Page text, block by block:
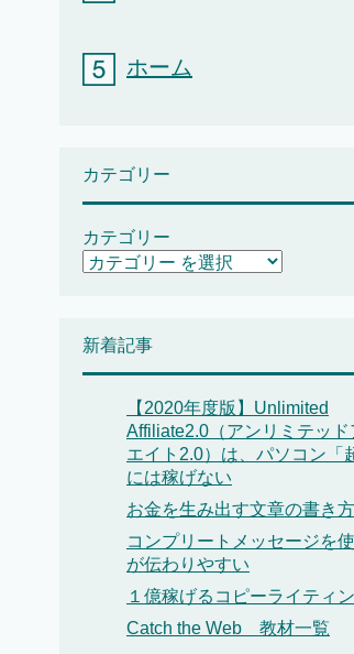
ホーム
カテゴリー
カテゴリー
新着記事
【2020年度版】Unlimited
Affiliate2.0（アンリミテッド
エイト2.0）は、パソコン「
には稼げない
お金を生み出す文章の書き
コンプリートメッセージを
が伝わりやすい
１億稼げるコピーライティ
Catch the Web 教材一覧